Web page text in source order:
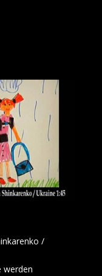
/
werden